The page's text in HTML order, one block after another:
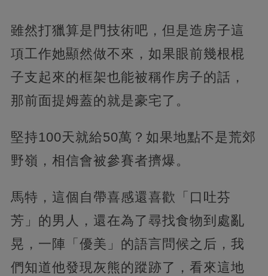
雖然打獵算是門技術吧，但是造房子這
項工作她顯然做不來，如果眼前幾根棍
子支起來的框架也能被稱作房子的話，
那前面提姆蓋的就是豪宅了。
堅持100天就給50萬？如果地點不是荒郊
野嶺，相信會被參賽者擠爆。
馬特，這個自帶喜感還喜歡「口吐芬
芳」的男人，還在為了尋找食物到處亂
晃，一陣「優美」的語言問候之后，我
們知道他發現灰熊的蹤跡了，看來這地